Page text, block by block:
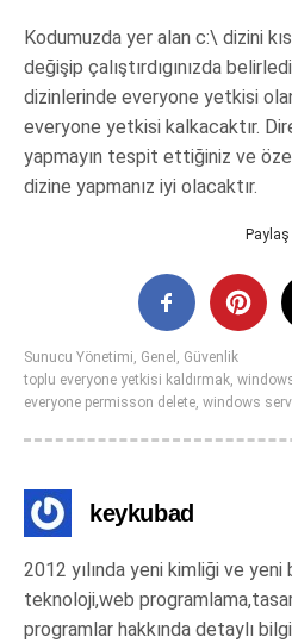
Kodumuzda yer alan c:\ dizini
değişip çalıştırdıgınızda
dizinlerinde everyone yetkisi
everyone yetkisi kalkacaktır.
yapmayın tespit ettiğiniz ve
dizine yapmanız iyi olacaktır.
Paylaş
Sunucu Yönetimi, Genel , Güvenlik
toplu everyone yetkisi kaldırmak,
everyone permisson delete, windows
keykubad
2012 yılında yeni kimliği ve
teknoloji,web
programlar hakkında detaylı